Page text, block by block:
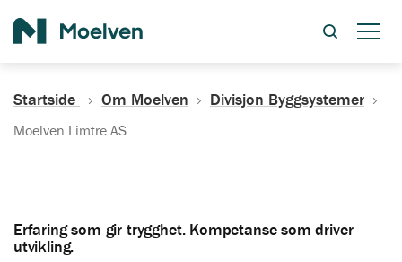
Startside Om Moelven Divisjon Byggsystemer
Moelven Limtre AS
Erfaring som gir trygghet. Kompetanse som driver
utvikling.